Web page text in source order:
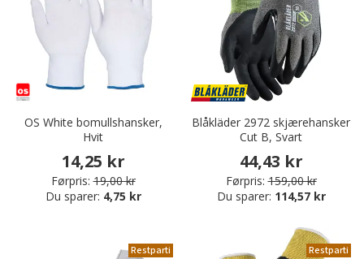
OS White bomullshansker,
Hvit
14,25 kr
Førpris: 19,00 kr
Du sparer: 4,75 kr
Blåkläder 2972 skjærehansker
Cut B, Svart
44,43 kr
Førpris: 159,00 kr
Du sparer: 114,57 kr
Restparti
Restparti